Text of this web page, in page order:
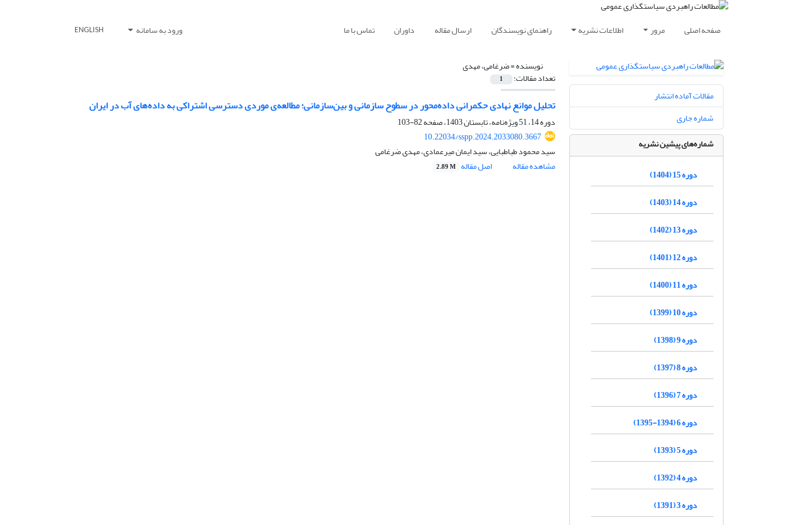
صفحه اصلی مرور اطلاعات نشریه راهنمای نویسندگان ارسال مقاله داوران تماس با ما ورود به سامانه ENGLISH
نویسنده =ضرغامی، مهدی
تعداد مقالات: 1
تحلیل موانع نهادی حکمرانی داده‌محور در سطوح سازمانی و بین‌سازمانی؛ مطالعه‌ی موردی دسترسی اشتراکی به داده‌های آب در ایران
دوره 14، 51 ویژه‌نامه، تابستان 1403، صفحه
82-103
10.22034/sspp.2024.2033080.3667
سید محمود طباطبایی، سید ایمان میرعمادی، مهدی ضرغامی
مشاهده مقاله
اصل مقاله 2.89 M
مقالات آماده انتشار
شماره جاری
شماره‌های پیشین نشریه
دوره 15 (1404)
دوره 14 (1403)
دوره 13 (1402)
دوره 12 (1401)
دوره 11 (1400)
دوره 10 (1399)
دوره 9 (1398)
دوره 8 (1397)
دوره 7 (1396)
دوره 6 (1394-1395)
دوره 5 (1393)
دوره 4 (1392)
دوره 3 (1391)